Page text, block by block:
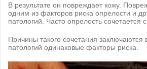
В результате он повреждает кожу.
одним из факторов риска опрелости и
патологий. Часто опрелость сочетается
Причины такого сочетания заключаются
патологий одинаковые факторы риска.